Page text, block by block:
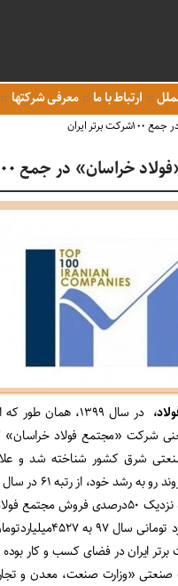
ارتباط با ما معرفی شرکتها
ایران
در جمع ١٠٠شرکت برتر ایران
در سال ۱۳۹۹،
شرکت «مجتمع فولاد خراسان»
شرق کشور شناخته شد و
۶١ در سال گذشته، به جایگاه ۵٩ این فهرست صعود کند.
از رقم